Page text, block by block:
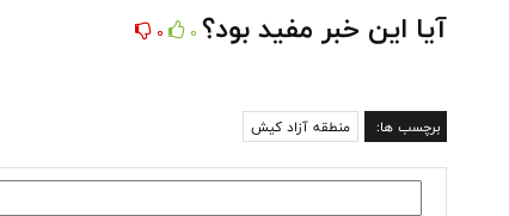
آیا این خبر مفید بود؟ 0
0
برچسب ها: منطقه آزاد کیش